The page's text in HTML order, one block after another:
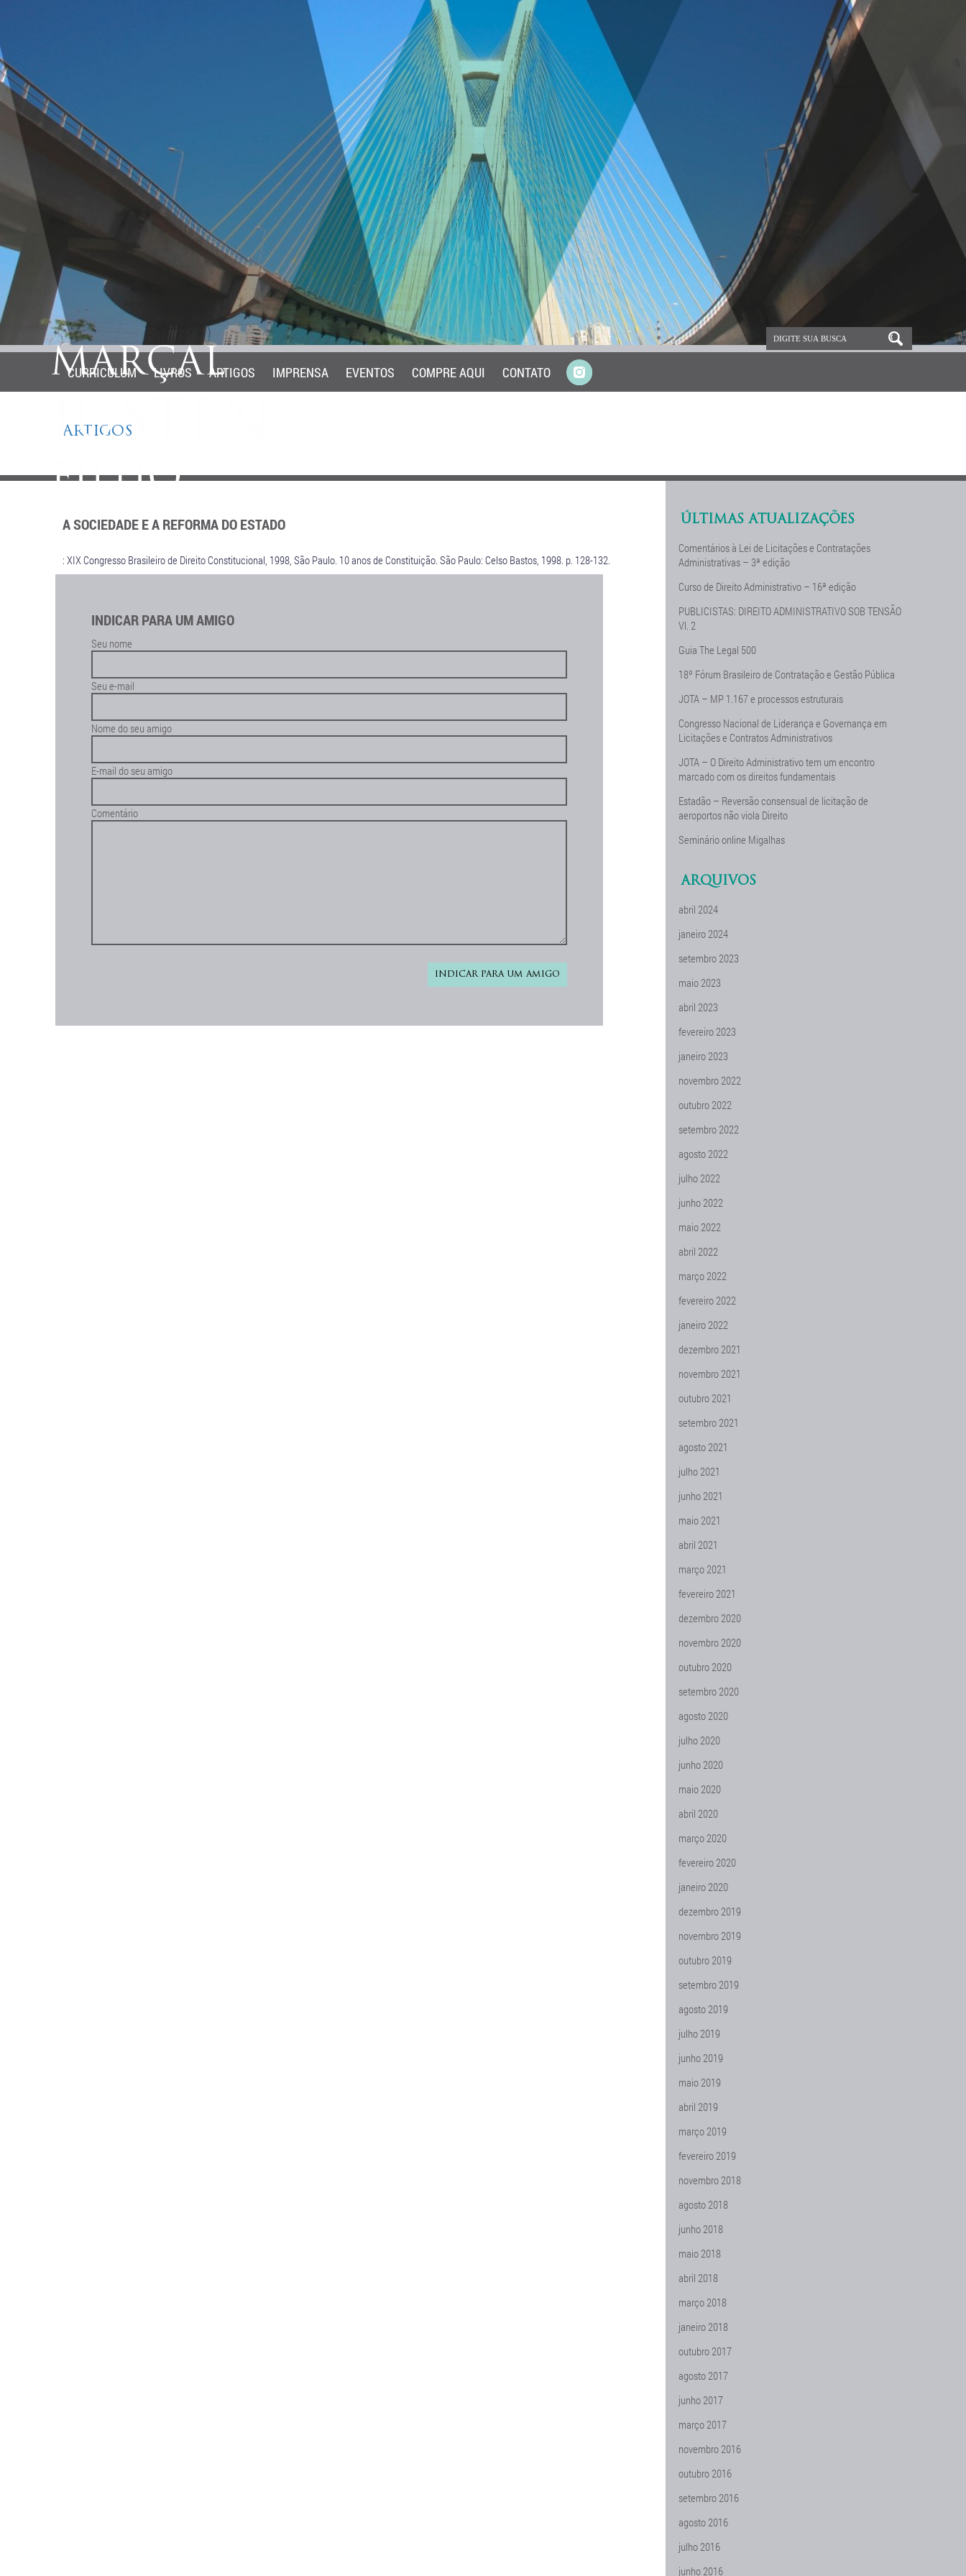
CURRICULUM LIVROS ARTIGOS IMPRENSA EVENTOS COMPRE AQUI CONTATO
ARTIGOS
A SOCIEDADE E A REFORMA DO ESTADO
: XIX Congresso Brasileiro de Direito Constitucional, 1998, São Paulo. 10 anos de Constituição. São Paulo: Celso Bastos, 1998. p. 128-132.
INDICAR PARA UM AMIGO
Seu nome
Seu e-mail
Nome do seu amigo
E-mail do seu amigo
Comentário
ÚLTIMAS ATUALIZAÇÕES
Comentários à Lei de Licitações e Contratações
Administrativas – 3ª edição
Curso de Direito Administrativo – 16ª edição
PUBLICISTAS: DIREITO ADMINISTRATIVO SOB TENSÃO
Vl. 2
Guia The Legal 500
18º Fórum Brasileiro de Contratação e Gestão Pública
JOTA – MP 1.167 e processos estruturais
Congresso Nacional de Liderança e Governança em
Licitações e Contratos Administrativos
JOTA – O Direito Administrativo tem um encontro
marcado com os direitos fundamentais
Estadão – Reversão consensual de licitação de
aeroportos não viola Direito
Seminário online Migalhas
ARQUIVOS
abril 2024
janeiro 2024
setembro 2023
maio 2023
abril 2023
fevereiro 2023
janeiro 2023
novembro 2022
outubro 2022
setembro 2022
agosto 2022
julho 2022
junho 2022
maio 2022
abril 2022
março 2022
fevereiro 2022
janeiro 2022
dezembro 2021
novembro 2021
outubro 2021
setembro 2021
agosto 2021
julho 2021
junho 2021
maio 2021
abril 2021
março 2021
fevereiro 2021
dezembro 2020
novembro 2020
outubro 2020
setembro 2020
agosto 2020
julho 2020
junho 2020
maio 2020
abril 2020
março 2020
fevereiro 2020
janeiro 2020
dezembro 2019
novembro 2019
outubro 2019
setembro 2019
agosto 2019
julho 2019
junho 2019
maio 2019
abril 2019
março 2019
fevereiro 2019
novembro 2018
agosto 2018
junho 2018
maio 2018
abril 2018
março 2018
janeiro 2018
outubro 2017
agosto 2017
junho 2017
março 2017
novembro 2016
outubro 2016
setembro 2016
agosto 2016
julho 2016
junho 2016